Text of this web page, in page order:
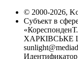
© 2000-2026,
Субъект в
ХАРКІВСЬКЕ